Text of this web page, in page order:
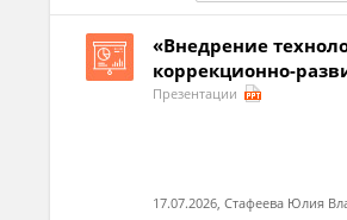
«Внедрение
коррекционно-
Презентации
17.07.2026, Стафеева Юлия